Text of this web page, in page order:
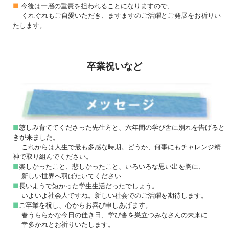
■ 今後は一層の重責を担われることになりますので、
くれぐれもご自愛いただき、ますますのご活躍とご発展をお祈りい
たします。
卒業祝いなど
■慈しみ育ててくださった先生方と、六年間の学び舎に別れを告げると
きが来ました。
これからは人生で最も多感な時期。どうか、何事にもチャレンジ精
神で取り組んでください。
■楽しかったこと、悲しかったこと、いろいろな思い出を胸に、
新しい世界へ羽ばたいてください
■長いようで短かった学生生活だったでしょう。
いよいよ社会人ですね。新しい社会でのご活躍を期待します。
■ ご卒業を祝し、心からお喜び申しあげます。
春うららかな今日の佳き日、学び舎を巣立つみなさんの未来に
幸多かれとお祈りいたします。